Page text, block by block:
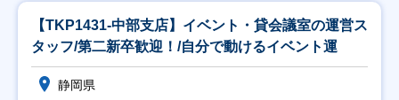
【TKP1431-中部支店】イベント・貸会議室の運営ス
タッフ/第二新卒歓迎！/自分で動けるイベント運
静岡県